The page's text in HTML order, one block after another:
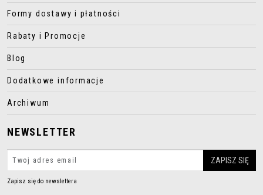
Formy dostawy i płatności
Rabaty i Promocje
Blog
Dodatkowe informacje
Archiwum
NEWSLETTER
Zapisz się do newslettera